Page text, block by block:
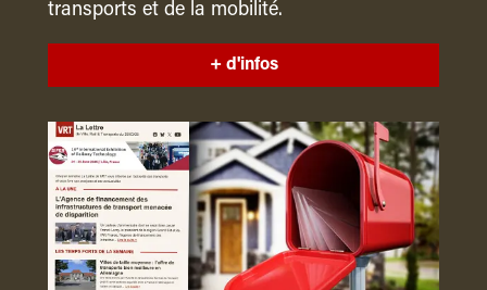
transports et de la mobilité.
+ d'infos